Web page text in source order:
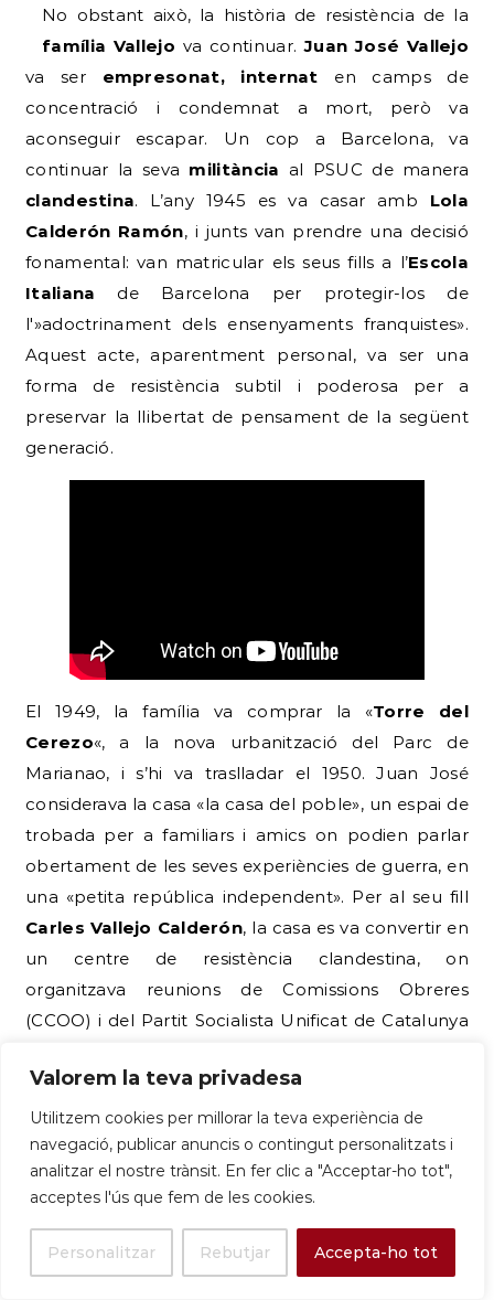
Valorem la teva privadesa
Utilitzem cookies per millorar la teva experiència de
navegació, publicar anuncis o contingut personalitzats i
analitzar el nostre trànsit. En fer clic a "Acceptar-ho tot",
acceptes l'ús que fem de les cookies.
Personalitzar Rebutjar Accepta-ho tot
No obstant això, la història de resistència de la
família Vallejo va continuar.Juan José Vallejo
va ser empresonat, internat en camps de
concentració i condemnat a mort, però va
aconseguir escapar. Un cop a Barcelona, va
continuar la seva militància al PSUC de manera
clandestina. L’any 1945 es va casar amb Lola
Calderón Ramón, i junts van prendre una decisió
fonamental: van matricular els seus fills a l’Escola
Italiana de Barcelona per protegir-los de
l'»adoctrinament dels ensenyaments franquistes».
Aquest acte, aparentment personal, va ser una
forma de resistència subtil i poderosa per a
preservar la llibertat de pensament de la següent
generació.
El 1949, la família va comprar la «Torre del
Cerezo«, a la nova urbanització del Parc de
Marianao, i s’hi va traslladar el 1950. Juan José
considerava la casa «la casa del poble», un espai de
trobada per a familiars i amics on podien parlar
obertament de les seves experiències de guerra, en
una «petita república independent». Per al seu fill
Carles Vallejo Calderón, la casa es va convertir en
un centre de resistència clandestina, on
organitzava reunions de Comissions Obreres
(CCOO) i del Partit Socialista Unificat de Catalunya
Aquesta casa, en el context d’un parc que havia
estat confiscat per la Falange i després urbanitzat
per l’elit franquista, es va convertir en un espai de
resistència i un símbol de la transmissió
intergeneracional de la memòria.
La Família Vallejo: Un Llegat de Resistència i